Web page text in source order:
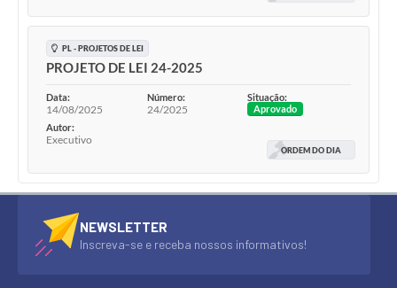
PL - PROJETOS DE LEI
PROJETO DE LEI 24-2025
Data:
14/08/2025
Número:
24/2025
Situação:
Aprovado
Autor:
Executivo
ORDEM DO DIA
NEWSLETTER
Inscreva-se e receba nossos informativos!